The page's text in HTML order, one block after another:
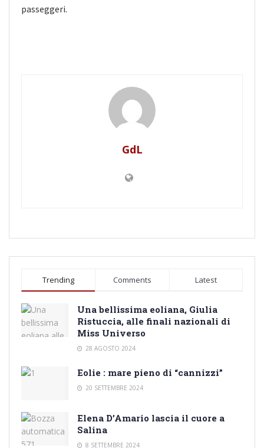
passeggeri.
GdL
Trending Comments Latest
Una bellissima eoliana, Giulia
Ristuccia, alle finali nazionali di
Miss Universo
28 AGOSTO 2024
Eolie : mare pieno di “cannizzi”
20 SETTEMBRE 2024
Elena D’Amario lascia il cuore a
Salina
8 SETTEMBRE 2024